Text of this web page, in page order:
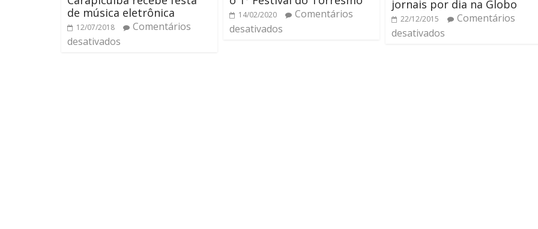
de música eletrônica
12/07/2018
Comentários
desativados
14/02/2020
Comentários
desativados
jornais por dia na Globo
22/12/2015
Comentários
desativados